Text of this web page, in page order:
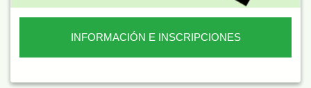
INFORMACIÓN E INSCRIPCIONES